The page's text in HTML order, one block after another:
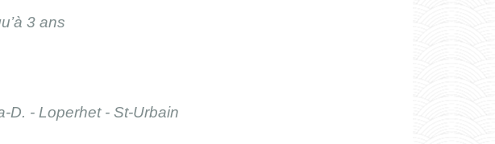
3 ans
D. - Loperhet - St-Urbain